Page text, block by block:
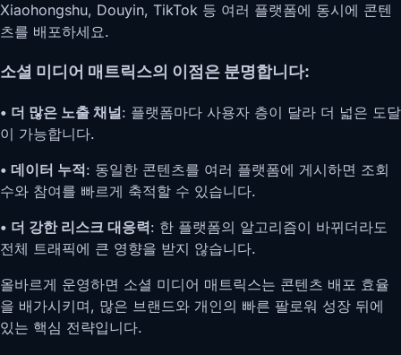
Xiaohongshu, Douyin, TikTok 등 여러 플랫폼에 동시에 콘텐
츠를 배포하세요.
소셜 미디어 매트릭스의 이점은 분명합니다:
• 더 많은 노출 채널: 플랫폼마다 사용자 층이 달라 더 넓은 도달
이 가능합니다.
• 데이터 누적: 동일한 콘텐츠를 여러 플랫폼에 게시하면 조회
수와 참여를 빠르게 축적할 수 있습니다.
• 더 강한 리스크 대응력: 한 플랫폼의 알고리즘이 바뀌더라도
전체 트래픽에 큰 영향을 받지 않습니다.
올바르게 운영하면 소셜 미디어 매트릭스는 콘텐츠 배포 효율
을 배가시키며, 많은 브랜드와 개인의 빠른 팔로워 성장 뒤에
있는 핵심 전략입니다.